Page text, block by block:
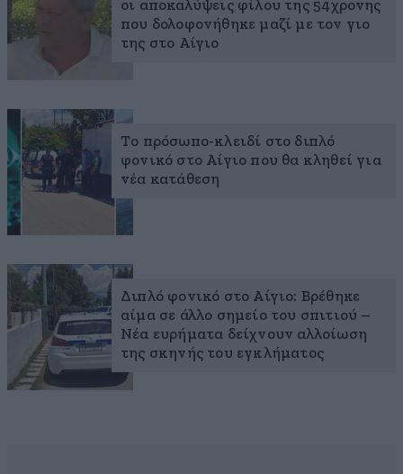
οι αποκαλύψεις φίλου της 54χρονης
που δολοφονήθηκε μαζί με τον γιο
της στο Αίγιο
Το πρόσωπο-κλειδί στο διπλό
φονικό στο Αίγιο που θα κληθεί για
νέα κατάθεση
Διπλό φονικό στο Αίγιο: Βρέθηκε
αίμα σε άλλο σημείο του σπιτιού –
Νέα ευρήματα δείχνουν αλλοίωση
της σκηνής του εγκλήματος